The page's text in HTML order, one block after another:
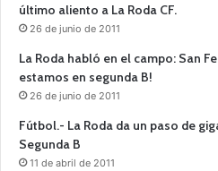
último aliento a La Roda CF.
26 de junio de 2011
La Roda habló en el campo: San
estamos en segunda B!
26 de junio de 2011
Fútbol.- La Roda da un paso de
Segunda B
11 de abril de 2011